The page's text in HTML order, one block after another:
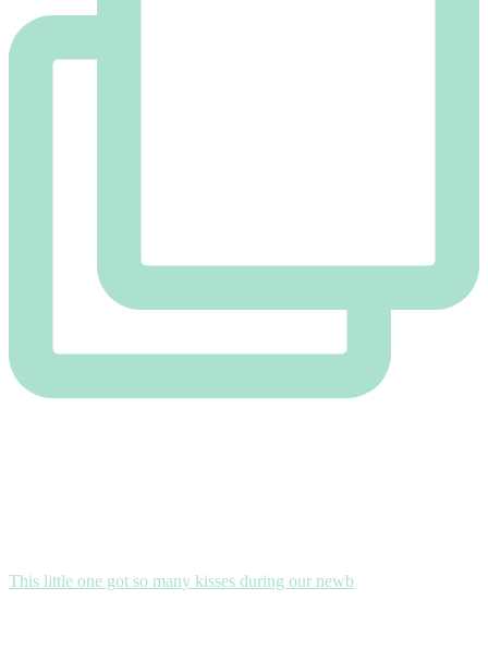
This little one got so many kisses during our newb